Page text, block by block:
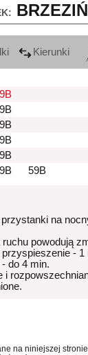
Kierunki
59B
na
ruchu powodują
przyspieszenie - 1
do 4 min.
i
na niniejszej